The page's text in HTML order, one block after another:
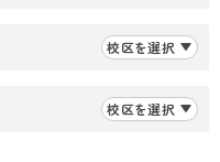
校区を選択
校区を選択